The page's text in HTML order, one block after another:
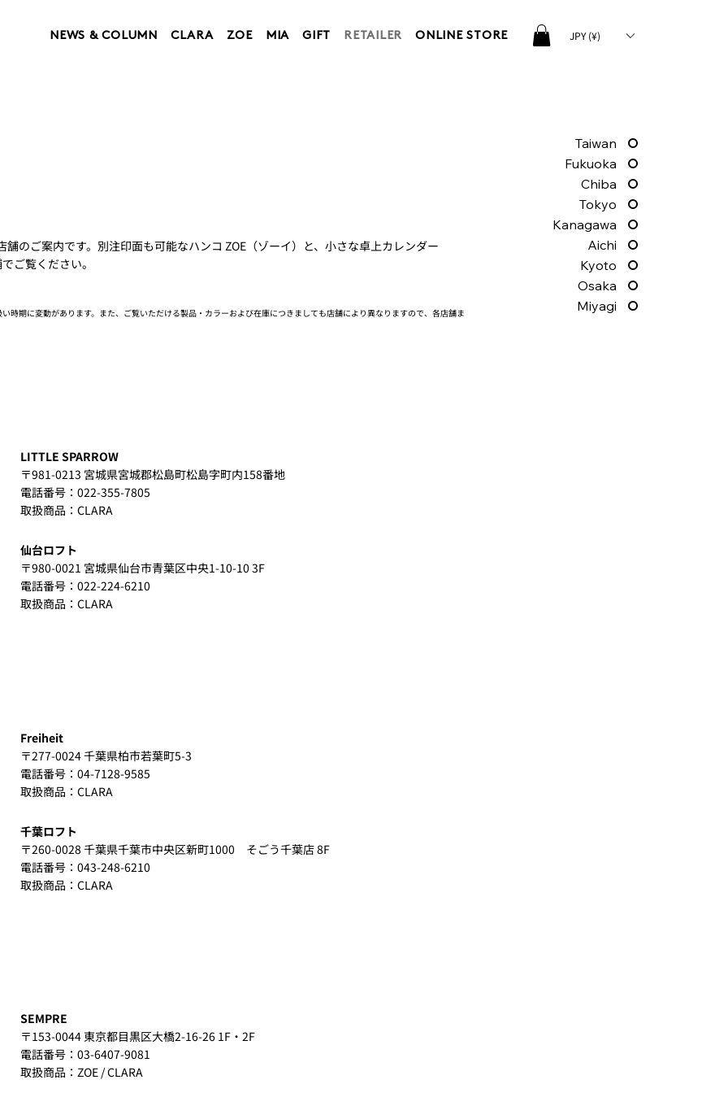
NEWS & COLUMN CLARA ZOE MIA GIFT RETAILER ONLINE STORE JPY (¥)
Freiheit
〒277-0024 千葉県柏市若葉町5-3
電話番号：04-7128-9585
取扱商品：CLARA
千葉ロフト
〒260-0028 千葉県千葉市中央区新町1000 そごう千葉店 8F
電話番号：043-248-6210
取扱商品：CLARA
SEMPRE
〒153-0044 東京都目黒区大橋2-16-26 1F・2F
電話番号：03-6407-9081
取扱商品：ZOE / CLARA
LITTLE SPARROW
〒981-0213 宮城県宮城郡松島町松島字町内158番地
電話番号：022-355-7805
取扱商品：CLARA
仙台ロフト
〒980-0021 宮城県仙台市青葉区中央1-10-10 3F
電話番号：022-224-6210
取扱商品：CLARA
のご案内です。別注印面も可能なハンコ ZOE（ゾーイ）と、小さな卓上カレンダー
ご覧ください。
時期に変動があります。また、ご覧いただける製品・カラーおよび在庫につきましても店舗により異なりますので、各店舗ま
Taiwan
Fukuoka
Chiba
Tokyo
Kanagawa
Aichi
Kyoto
Osaka
Miyagi